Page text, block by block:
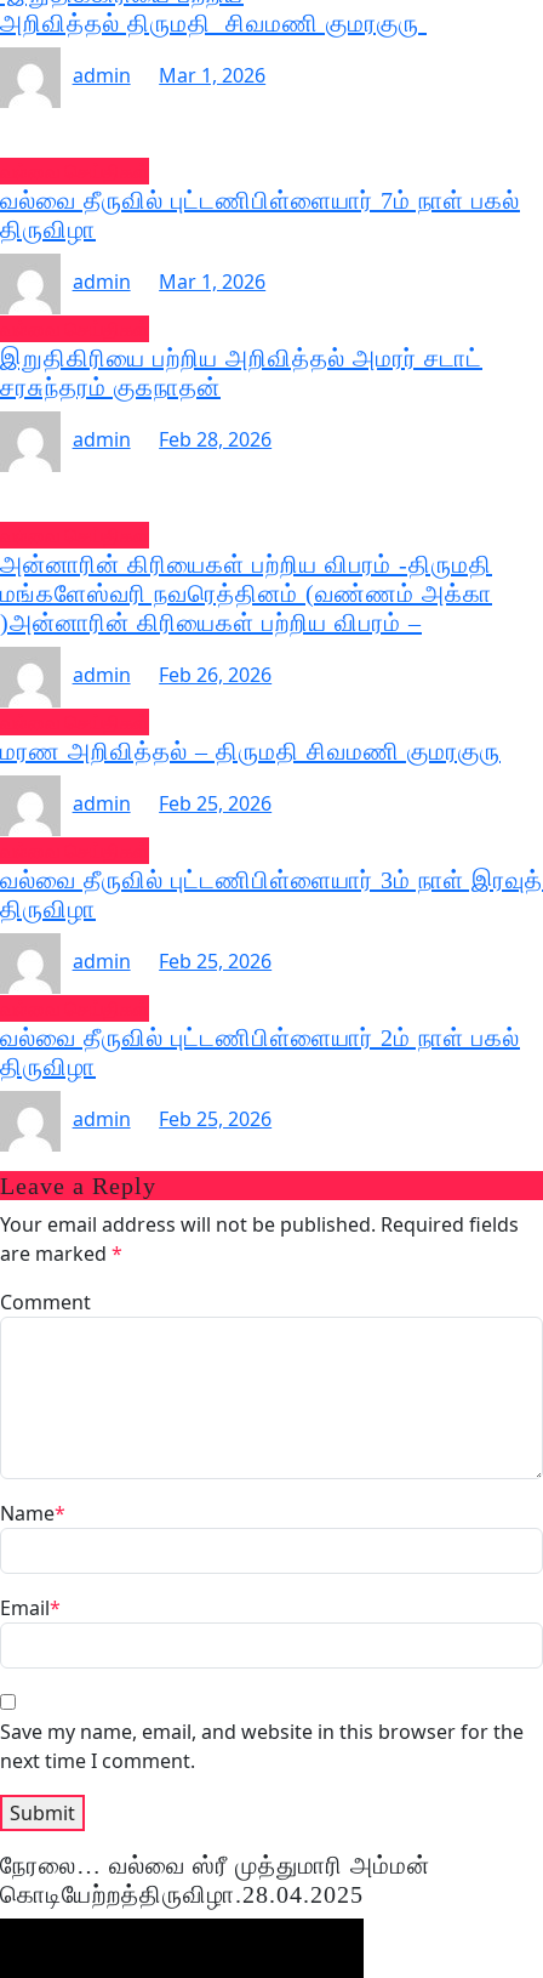
அறிவித்தல் திருமதி சிவமணி குமரகுரு
admin
Mar 1, 2026
வல்வை தீருவில் புட்டணிபிள்ளையார் 7ம் நாள் பகல்
திருவிழா
admin
Mar 1, 2026
இறுதிகிரியை பற்றிய அறிவித்தல் அமரர் சடாட்
சரசுந்தரம் குகநாதன்
admin
Feb 28, 2026
அன்னாரின் கிரியைகள் பற்றிய விபரம் -திருமதி
மங்களேஸ்வரி நவரெத்தினம் (வண்ணம் அக்கா
)அன்னாரின் கிரியைகள் பற்றிய விபரம் –
admin
Feb 26, 2026
மரண அறிவித்தல் – திருமதி சிவமணி குமரகுரு
admin
Feb 25, 2026
வல்வை தீருவில் புட்டணிபிள்ளையார் 3ம் நாள் இரவுத்
திருவிழா
admin
Feb 25, 2026
வல்வை தீருவில் புட்டணிபிள்ளையார் 2ம் நாள் பகல்
திருவிழா
admin
Feb 25, 2026
Leave a Reply
Your email address will not be published. Required fields
are marked *
Comment
Name*
Email*
Save my name, email, and website in this browser for the
next time I comment.
நேரலை… வல்வை ஸ்ரீ முத்துமாரி அம்மன்
கொடியேற்றத்திருவிழா.28.04.2025